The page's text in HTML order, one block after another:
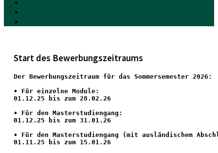
Start des Bewerbungszeitraums
Der Bewerbungszeitraum für das Sommersemester 2026:
• Für einzelne Module:
01.12.25 bis zum 28.02.26
• Für den Masterstudiengang:
01.12.25 bis zum 31.01.26
• Für den Masterstudiengang (mit ausländischem
01.11.25 bis zum 15.01.26